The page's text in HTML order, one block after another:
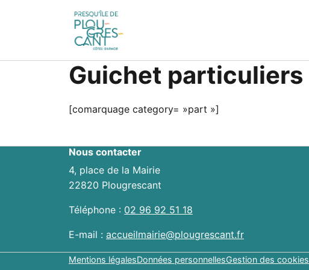
Guichet particuliers
[comarquage category= »part »]
Nous contacter
4, place de la Mairie
22820 Plougrescant
Téléphone : 02 96 92 51 18
E-mail : accueilmairie@plougrescant.fr
Mentions légalesDonnées personnellesGestion des cookies